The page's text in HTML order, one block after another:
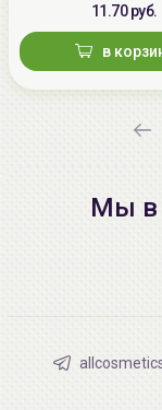
11.70 руб.
в
Мы в